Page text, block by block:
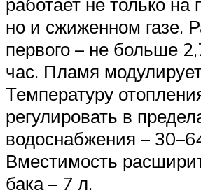
но и сжиженном газе.
первого – не больше
час. Пламя
Температуру
регулировать в
водоснабжения –
Вместимость
бака – 7 л.